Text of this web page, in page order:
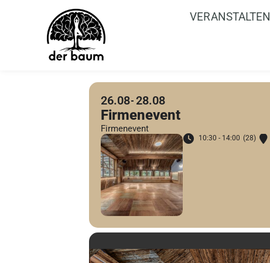
VERANSTALTEN
26.08 28.08
Firmenevent
Firmenevent
10:30 - 14:00 (28)